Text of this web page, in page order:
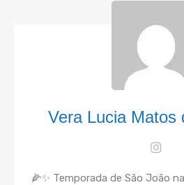
Vera Lucia Matos
🌽✨ Temporada de São João